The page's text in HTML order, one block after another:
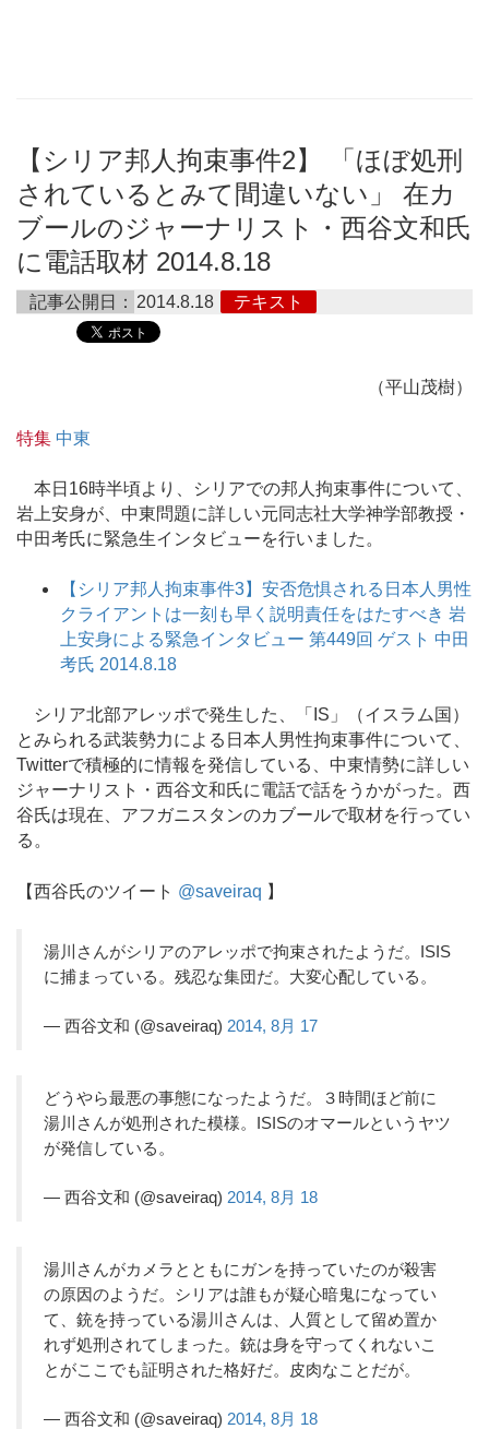
【シリア邦人拘束事件2】 「ほぼ処刑
されているとみて間違いない」 在カ
ブールのジャーナリスト・西谷文和氏
に電話取材 2014.8.18
記事公開日： 2014.8.18 テキスト
（平山茂樹）
特集 中東
本日16時半頃より、シリアでの邦人拘束事件について、
岩上安身が、中東問題に詳しい元同志社大学神学部教授・
中田考氏に緊急生インタビューを行いました。
【シリア邦人拘束事件3】安否危惧される日本人男性
クライアントは一刻も早く説明責任をはたすべき 岩
上安身による緊急インタビュー 第449回 ゲスト 中田
考氏 2014.8.18
シリア北部アレッポで発生した、「IS」（イスラム国）
とみられる武装勢力による日本人男性拘束事件について、
Twitterで積極的に情報を発信している、中東情勢に詳しい
ジャーナリスト・西谷文和氏に電話で話をうかがった。西
谷氏は現在、アフガニスタンのカブールで取材を行ってい
る。
【西谷氏のツイート @saveiraq 】
湯川さんがシリアのアレッポで拘束されたようだ。ISIS
に捕まっている。残忍な集団だ。大変心配している。
— 西谷文和 (@saveiraq) 2014, 8月 17
どうやら最悪の事態になったようだ。３時間ほど前に
湯川さんが処刑された模様。ISISのオマールというヤツ
が発信している。
— 西谷文和 (@saveiraq) 2014, 8月 18
湯川さんがカメラとともにガンを持っていたのが殺害
の原因のようだ。シリアは誰もが疑心暗鬼になってい
て、銃を持っている湯川さんは、人質として留め置か
れず処刑されてしまった。銃は身を守ってくれないこ
とがここでも証明された格好だ。皮肉なことだが。
— 西谷文和 (@saveiraq) 2014, 8月 18